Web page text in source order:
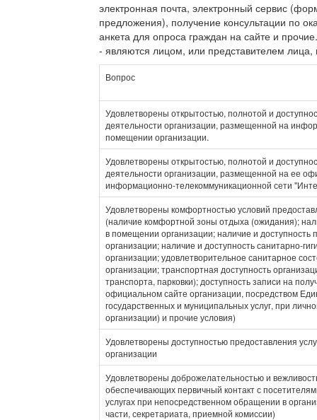
электронная почта, электронный сервис
предложения), получение консультации по
анкета для опроса граждан на сайте и
- являются лицом, или представителем
Вопрос
Удовлетворены открытостью, полнотой и
деятельности организации, размещенной на
помещении организации.
Удовлетворены открытостью, полнотой и
деятельности организации, размещенной на ее
информационно-телекоммуникационной сети
Удовлетворены комфортностью условий
(наличие комфортной зоны отдыха (ожидания);
в помещении организации; наличие и
организации; наличие и доступность санитарно-
организации; удовлетворительное санитарное
организации; транспортная доступность
транспорта, парковки); доступность записи на
официальном сайте организации, посредством
государственных и муниципальных услуг, при
организации) и прочие условия)
Удовлетворены доступностью предоставления
организации
Удовлетворены доброжелательностью и
обеспечивающих первичный контакт с
услугах при непосредственном обращении в
части, секретариата, приемной комиссии)